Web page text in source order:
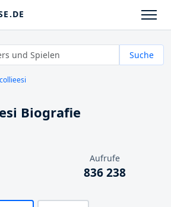
Suche
collieesi
Biografie
Aufrufe
836 238